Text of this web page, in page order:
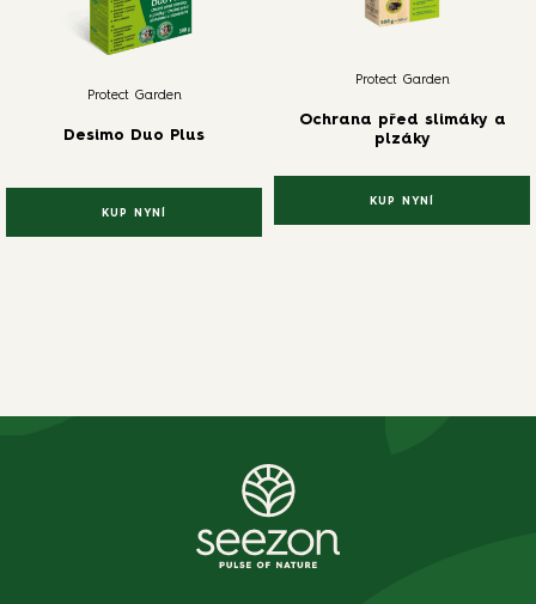
Protect Garden
Desimo Duo Plus
KUP NYNÍ
Protect Garden
Ochrana před slimáky a
plzáky
KUP NYNÍ